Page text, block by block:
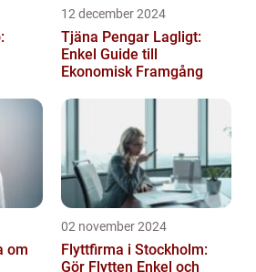
12 december 2024
Tjäna Pengar Lagligt:
Enkel Guide till
Ekonomisk Framgång
om
02 november 2024
Flyttfirma i Stockholm:
Gör Flytten Enkel och